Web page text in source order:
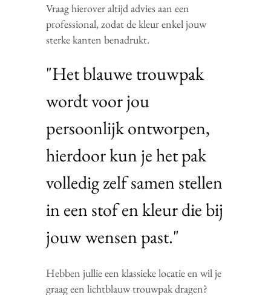
Vraag hierover altijd advies aan een
professional, zodat de kleur enkel jouw
sterke kanten benadrukt.
"Het blauwe trouwpak
wordt voor jou
persoonlijk ontworpen,
hierdoor kun je het pak
volledig zelf samen stellen
in een stof en kleur die bij
jouw wensen past."
Hebben jullie een klassieke locatie en wil je
graag een lichtblauw trouwpak dragen?